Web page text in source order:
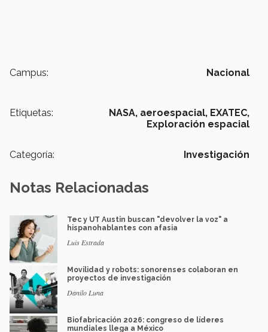
Campus: Nacional
Etiquetas: NASA, aeroespacial, EXATEC,
Exploración espacial
Categoría: Investigación
Notas Relacionadas
Tec y UT Austin buscan "devolver la voz" a
hispanohablantes con afasia
Luis Estrada
Movilidad y robots: sonorenses colaboran en
proyectos de investigación
Danilo Luna
Biofabricación 2026: congreso de líderes
mundiales llega a México